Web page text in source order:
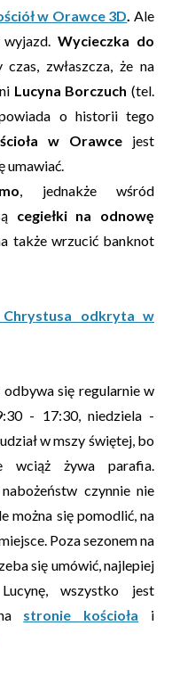
w Orawce 3D. Ale
Wycieczka do
zwłaszcza, że na
Lucyna Borczuch(tel.
o historii tego
w Orawce jest
umawiać.
, jednakże wśród
cegiełki na odnowę
także wrzucić banknot
Chrystusa odkryta w
odbywa się regularnie w
- 17:30, niedziela -
w mszy świętej, bo
żywa parafia.
czynnie nie
można się pomodlić, na
Poza sezonem na
się umówić, najlepiej
wszystko jest
stronie kościoła i